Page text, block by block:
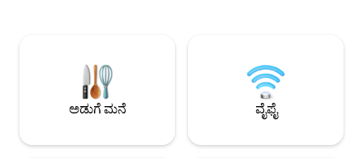
ಆನಂದಿಸಿ + ಸಮುದ್ರದ ಮೇಲೆ ಕಾಫಿಗಾಗಿ ಕೆಫೆ +
ಬಂದರಿನ ಮೇಲೆ ಸೂರ್ಯಾಸ್ತವನ್ನು ನೋಡುತ್ತಾ
ಊಟ/ಪಾನೀಯಗಳನ್ನು ಆನಂದಿಸಿ ನೀವು ಮೇನ್
ಸ್ಟ್ರೀಟ್, ಕಡಲತೀರಗಳು + ಇನ್ನೂ ಹೆಚ್ಚಿನವುಗಳಿಗೆ 8
ಸ್ಮಾರ್ಟ್ ಟಿವಿ ಮತ್ತು
ಗೇಮ್‌ಗಳನ್ನು
ಮತ್ತು ಬ್ಲೂ-ರೇ
ಅಡುಗೆ ಮನೆ ವೈಫೈ